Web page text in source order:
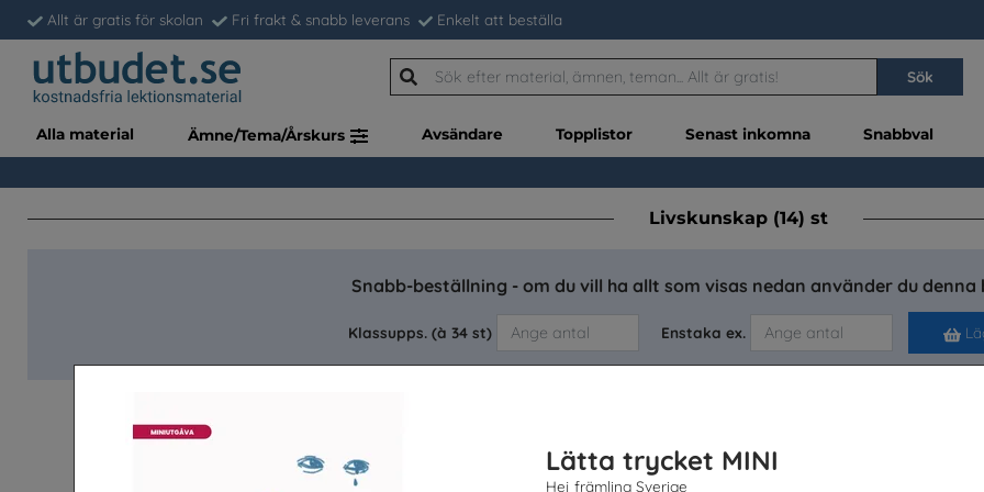
Lätta trycket MINI
Hej främling Sverige
Allt är gratis för skolan Fri frakt & snabb leverans Enkelt att beställa
Sök
Alla material Ämne/Tema/Årskurs Avsändare Topplistor Senast inkomna Snabbval
Livskunskap (14) st
Snabb-beställning - om du vill ha allt som visas nedan använder du
Klassupps. (à 34 st) Enstaka ex.